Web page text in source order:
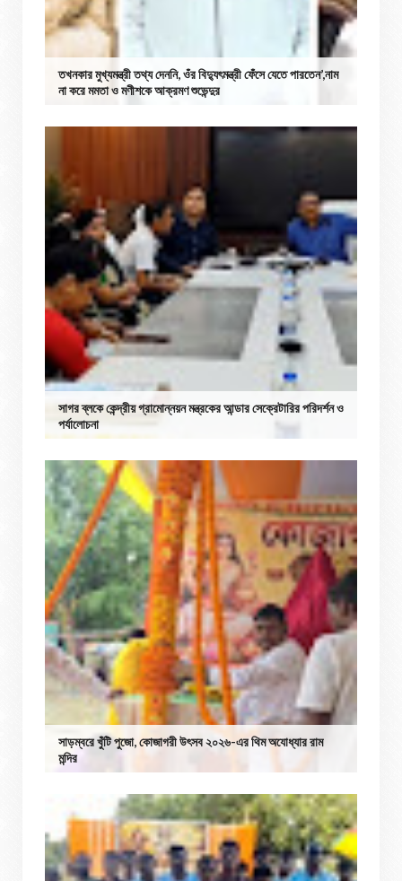
তখনকার মুখ্যমন্ত্রী তথ্য দেননি, ওঁর বিদ্যুৎমন্ত্রী ফেঁসে যেতে পারতেন’,নাম
না করে মমতা ও মণীশকে আক্রমণ শুভেন্দুর
সাগর ব্লকে কেন্দ্রীয় গ্রামোন্নয়ন মন্ত্রকের আন্ডার সেক্রেটারির পরিদর্শন ও
পর্যালোচনা
সাড়ম্বরে খুঁটি পুজো, কোজাগরী উৎসব ২০২৬-এর থিম অযোধ্যার রাম
মন্দির